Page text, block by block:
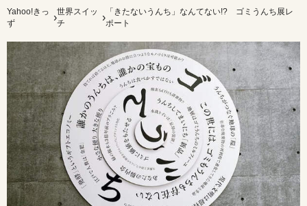
シ
ョ
ン
Yahoo!きっ
ず
›世界スイッ
チ
› 「きたないうんち」なんてない!? ゴミうんち展レ
ポート